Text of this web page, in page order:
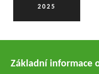
2025
Základní informace